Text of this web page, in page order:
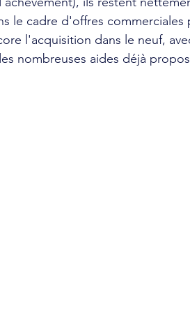
le cadre d'offres
l'acquisition dans le neuf,
nombreuses aides déjà